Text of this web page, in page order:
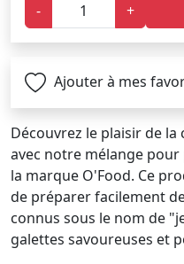
-
+
Ajouter à mes
Découvrez le plaisir de la
avec notre mélange pour
la marque O'Food. Ce
de préparer facilement
connus sous le nom de
galettes savoureuses et